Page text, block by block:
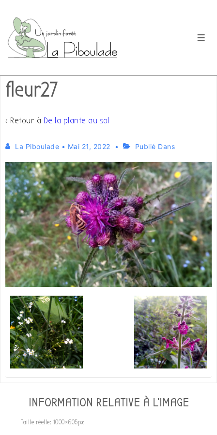
passer
contenu
principal
fleur27
‹ Retour à De la plante au sol
La Piboulade • Mai 21, 2022 Publié Dans
INFORMATION RELATIVE À L'IMAGE
Taille réelle: 1000×605px